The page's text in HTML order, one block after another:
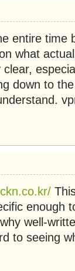
entire time
what
down to
enough
well-
to seeing